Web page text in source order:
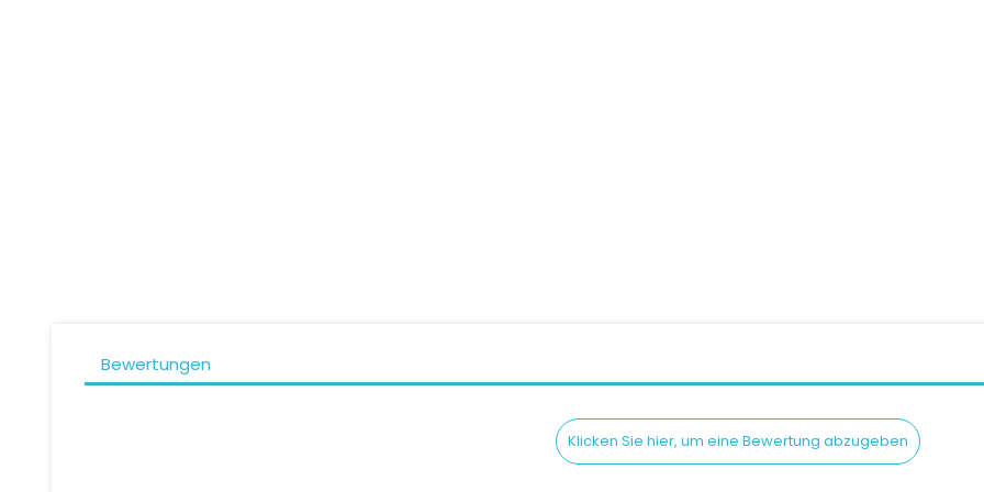
Bewertungen
Klicken Sie hier, um eine Bewertung abzugeben